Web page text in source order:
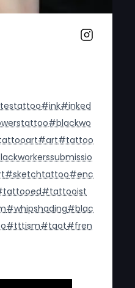
#ink#inked
#blackwo
#art#tattoo
#sketchtattoo#enc
#tattooist
#whipshading#blac
#tttism#taot#fren